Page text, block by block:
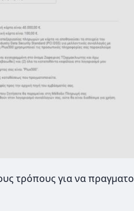
τρόπους για να